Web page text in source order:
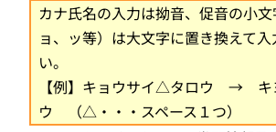
カナ氏名の入力は拗音、促音の小文
ョ、ッ等）は大文字に置き換えて
い。
【例】キョウサイ△タロウ → キ
ウ （△・・・スペース１つ）